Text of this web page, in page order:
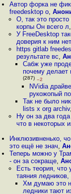
Автор форка не
freedesktop o,
О, так это просто
корпы Он всего л,
У FreeDesktop
доверия к ним
https gitlab
результате вс,
Сабж уже
почему делает
(287) –2
NVidia
рукожопый
Так не было
lists x org archiv,
Ну он за два
что в некоторых
Инклюзивненько,
это ещё не знач,
Теперь можно у
- он за сокраще,
Есть теория, что
таяния ледников,
Хм думаю это
ледники тают